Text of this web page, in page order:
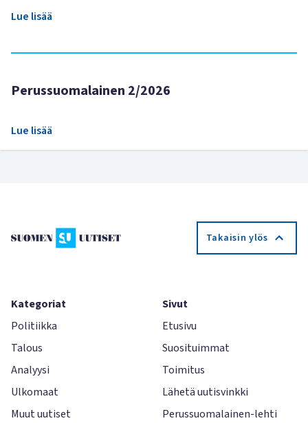
Lue lisää
Perussuomalainen 2/2026
Lue lisää
Takaisin ylös
Kategoriat
Politiikka
Talous
Analyysi
Ulkomaat
Muut uutiset
Sivut
Etusivu
Suosituimmat
Toimitus
Lähetä uutisvinkki
Perussuomalainen-lehti